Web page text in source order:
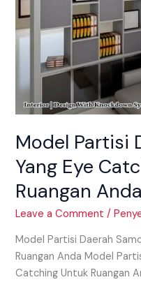
Model Partisi
Yang Eye
Ruangan Anda
Leave a Comment /
Model Partisi Daerah
Ruangan Anda Model
Catching Untuk Ruangan